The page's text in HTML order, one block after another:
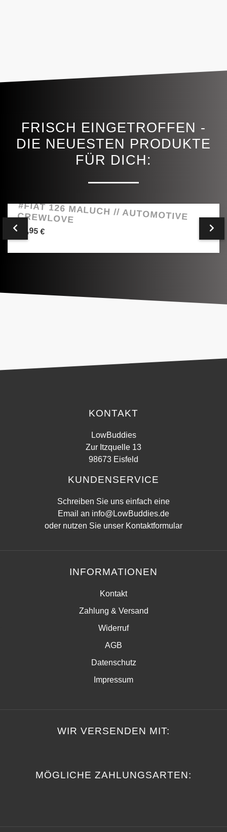
FRISCH EINGETROFFEN -
DIE NEUESTEN PRODUKTE
FÜR DICH:
#FIAT 126 MALUCH // AUTOMOTIVE CREWLOVE
29,95€
KONTAKT
LowBuddies
Zur Itzquelle 13
98673 Eisfeld
KUNDENSERVICE
Schreiben Sie uns einfach eine
Email an info@LowBuddies.de
oder nutzen Sie unser Kontaktformular
INFORMATIONEN
Kontakt
Zahlung & Versand
Widerruf
AGB
Datenschutz
Impressum
WIR VERSENDEN MIT:
MÖGLICHE ZAHLUNGSARTEN: